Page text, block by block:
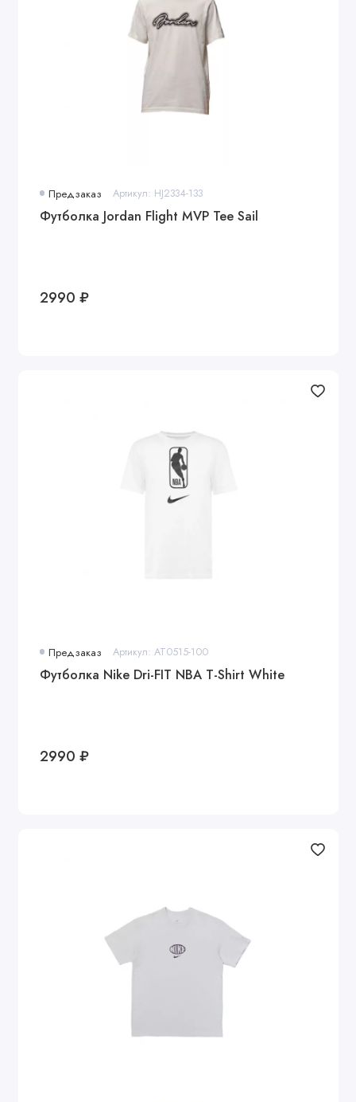
Предзаказ Артикул: HJ2334-133
Футболка Jordan Flight MVP Tee Sail
2990 ₽
Предзаказ Артикул: AT0515-100
Футболка Nike Dri-FIT NBA T-Shirt White
2990 ₽